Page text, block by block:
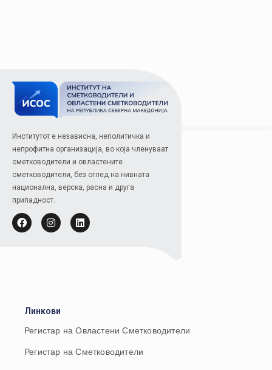
Институтот е независна, неполитичка и
непрофитна организација, во која членуваат
сметководители и овластените
сметководители, без оглед на нивната
национална, верска, расна и друга
припадност.
Линкови
Регистар на Овластени Сметководители
Регистар на Сметководители